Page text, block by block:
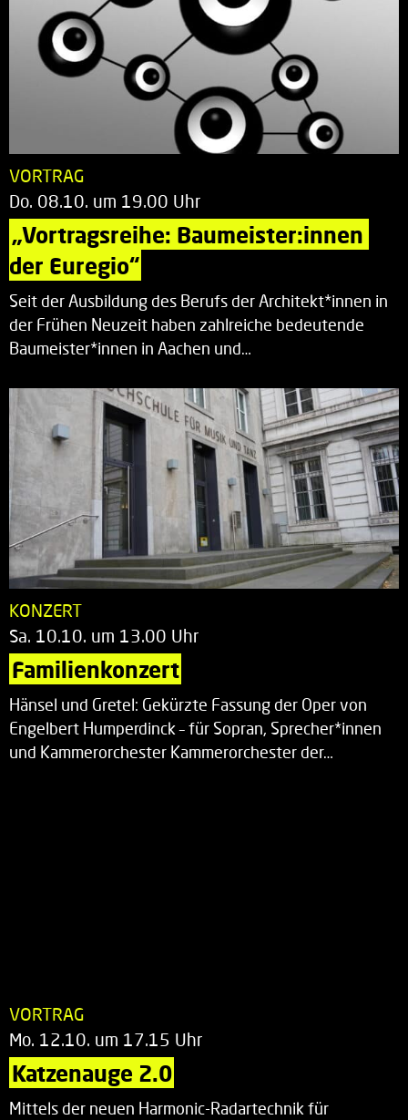
VORTRAG
Do. 08.10. um 19.00 Uhr
„Vortragsreihe: Baumeister:innen
der Euregio“
Seit der Ausbildung des Berufs der Architekt*innen in
der Frühen Neuzeit haben zahlreiche bedeutende
Baumeister*innen in Aachen und…
KONZERT
Sa. 10.10. um 13.00 Uhr
Familienkonzert
Hänsel und Gretel: Gekürzte Fassung der Oper von
Engelbert Humperdinck – für Sopran, Sprecher*innen
und Kammerorchester Kammerorchester der…
VORTRAG
Mo. 12.10. um 17.15 Uhr
Katzenauge 2.0
Mittels der neuen Harmonic-Radartechnik für